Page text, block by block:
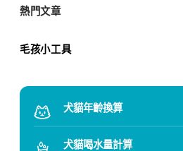
熱門文章
毛孩小工具
犬貓年齡換算
犬貓喝水量計算